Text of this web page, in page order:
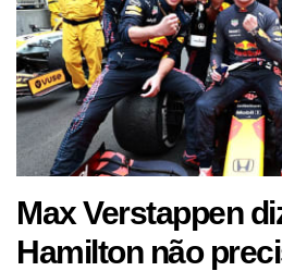
Max Verstappen
Hamilton não